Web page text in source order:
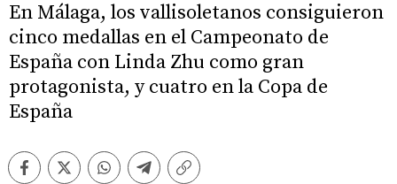
En Málaga, los vallisoletanos consiguieron
cinco medallas en el Campeonato de
España con Linda Zhu como gran
protagonista, y cuatro en la Copa de
España
FacebookTwitterWhatsappTelegramCopiar